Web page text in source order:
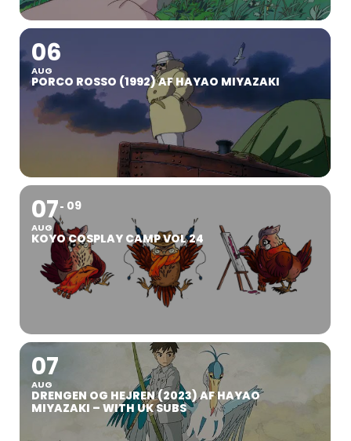
06
AUG
PORCO ROSSO (1992) AF HAYAO MIYAZAKI
07
AUG
09
KOYO COSPLAY CAMP VOL 24
07
AUG
DRENGEN OG HEJREN (2023) AF HAYAO
MIYAZAKI – WITH UK SUBS